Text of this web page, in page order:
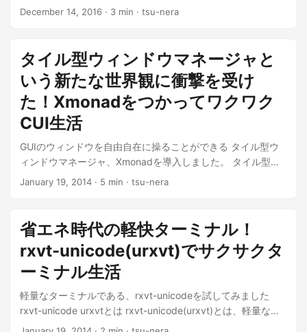
ーの魅力に取り付かれ...
December 14, 2016 · 3 min · tsu-nera
タイル型ウィンドウマネージャと
いう新たな世界観に衝撃を受け
た！Xmonadをつかってワクワク
CUI生活
GUIのウィンドウを自由自在に操ることができる タイル型ウ
ィンドウマネージャ、Xmonadを導入しました。 タイル型ウ
ィンドウマネージャとは コマ...
January 19, 2014 · 5 min · tsu-nera
省エネ時代の軽快ターミナル！
rxvt-unicode(urxvt)でサクサクタ
ーミナル生活
軽量なターミナルである、rxvt-unicodeを試してみました
rxvt-unicode urxvtとは rxvt-unicode(urxvt)とは、軽量なタ
ーミナル...